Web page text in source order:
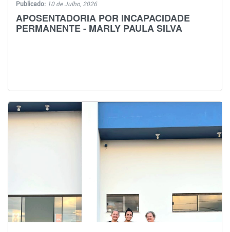
Publicado: 10 de Julho, 2026
APOSENTADORIA POR INCAPACIDADE
PERMANENTE - MARLY PAULA SILVA